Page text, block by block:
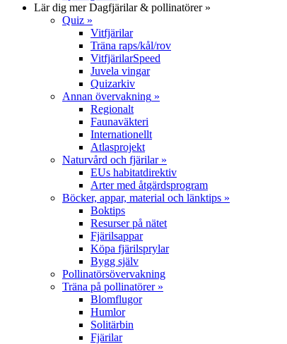
Lär dig merDagfjärilar & pollinatörer»
Quiz »
Vitfjärilar
Träna raps/kål/rov
VitfjärilarSpeed
Juvela vingar
Quizarkiv
Annan övervakning »
Regionalt
Faunaväkteri
Internationellt
Atlasprojekt
Naturvård och fjärilar»
EUs habitatdirektiv
Arter med åtgärdsprogram
Böcker, appar, material och länktips »
Boktips
Resurser på nätet
Fjärilsappar
Köpa fjärilsprylar
Bygg själv
Pollinatörsövervakning
Träna på pollinatörer»
Blomflugor
Humlor
Solitärbin
Fjärilar